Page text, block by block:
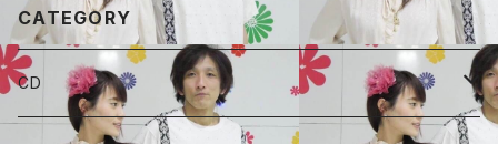
CATEGORY
CD